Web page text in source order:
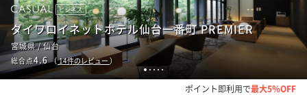
1 2 3 4 5
ビジネス
ダイワロイネットホテル仙台一番町 PREMIER
宮城県 / 仙台
総合点4.6（14件のレビュー ）
ポイント即利用で最大5％OFF